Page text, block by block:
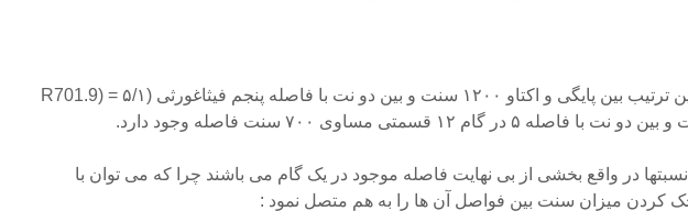
به این ترتیب بین پایگی و اکتاو ۱۲۰۰ سنت و بین دو نت با فاصله پنجم فیثاغورثی (۵/۱ = (R701.9
نت با فاصله ۵ در گام ۱۲ قسمتی مساوی ۷۰۰ سنت فاصله وجود دارد.
نسبتها در واقع بخشی از بی نهایت فاصله موجود در یک گام می باشند چرا که می توان با
کردن میزان سنت بین فواصل آن ها را به هم متصل نمود :